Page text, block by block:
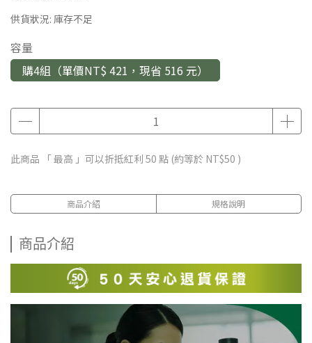
供貨狀況: 庫存不足
容量
購4組（單價NT$ 421，現省 516 元）
此商品 「 最高 」可以折抵紅利 50 點 (約等於 NT$50 )
商品介紹 規格說明
商品介紹